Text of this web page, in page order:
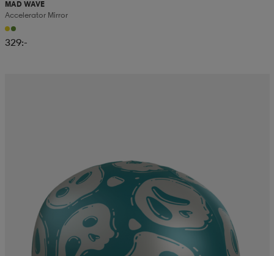
MAD WAVE
Accelerator Mirror
329:-